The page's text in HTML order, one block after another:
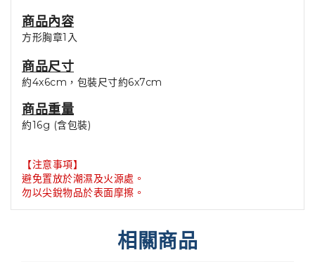
商品內容
方形胸章1入
商品尺寸
約4x6cm，包裝尺寸約6x7cm
商品重量
約16g (含包裝)
【注意事項】
避免置放於潮濕及火源處。
勿以尖銳物品於表面摩擦。
相關商品